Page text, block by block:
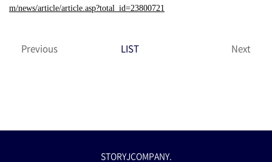
m/news/article/article.asp?total_id=23800721
Previous LIST Next
STORYJCOMPANY.